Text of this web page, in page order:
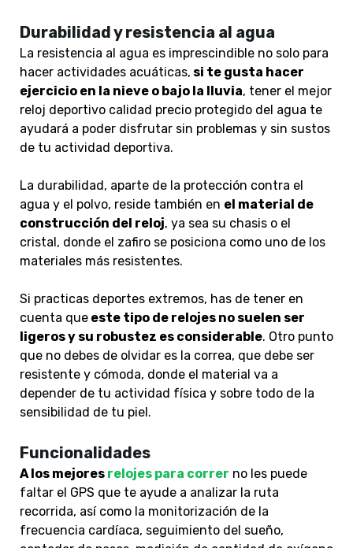
Durabilidad y resistencia al agua
La resistencia al agua es imprescindible no solo para
hacer actividades acuáticas, si te gusta hacer
ejercicio en la nieve o bajo la lluvia, tener el mejor
reloj deportivo calidad precio protegido del agua te
ayudará a poder disfrutar sin problemas y sin sustos
de tu actividad deportiva.
La durabilidad, aparte de la protección contra el
agua y el polvo, reside también en el material de
construcción del reloj, ya sea su chasis o el
cristal, donde el zafiro se posiciona como uno de los
materiales más resistentes.
Si practicas deportes extremos, has de tener en
cuenta que este tipo de relojes no suelen ser
ligeros y su robustez es considerable. Otro punto
que no debes de olvidar es la correa, que debe ser
resistente y cómoda, donde el material va a
depender de tu actividad física y sobre todo de la
sensibilidad de tu piel.
Funcionalidades
A los mejores relojes para correr no les puede
faltar el GPS que te ayude a analizar la ruta
recorrida, así como la monitorización de la
frecuencia cardíaca, seguimiento del sueño,